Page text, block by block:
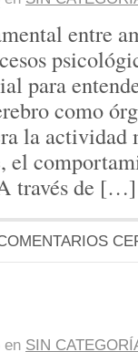
entre
para
como
la actividad
el
través de […]
en SIN